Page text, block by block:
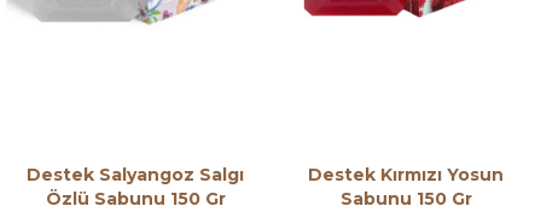
Destek Salyangoz Salgı
Özlü Sabunu 150 Gr
Destek Kırmızı Yosun
Sabunu 150 Gr